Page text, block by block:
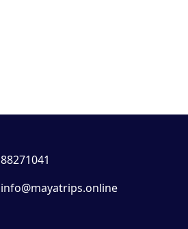
88271041
info@mayatrips.online